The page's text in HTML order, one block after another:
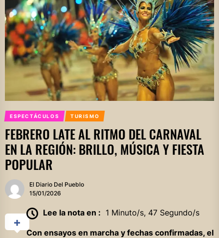
ESPECTÁCULOS TURISMO
FEBRERO LATE AL RITMO DEL CARNAVAL
EN LA REGIÓN: BRILLO, MÚSICA Y FIESTA
POPULAR
El Diario Del Pueblo
15/01/2026
Lee la nota en : 1 Minuto/s, 47 Segundo/s
Con ensayos en marcha y fechas confirmadas, el